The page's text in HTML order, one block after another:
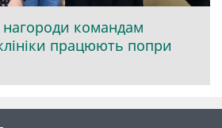
нагороди командам
працюють попри